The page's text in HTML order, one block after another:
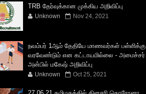
TRB தேர்வுக்கான முக்கிய அறிவிப்பு
Unknown Nov 24, 2021
நவம்பர் 1ஆம் தேதியே மாணவர்கள் பள்ளிக்கு
வரவேண்டும் என கட்டாயமில்லை - அமைச்சர்
அன்பில் மகேஷ் அறிவிப்பு
Unknown Oct 25, 2021